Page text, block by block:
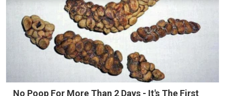
No Poop For More Than 2 Days - It's The First